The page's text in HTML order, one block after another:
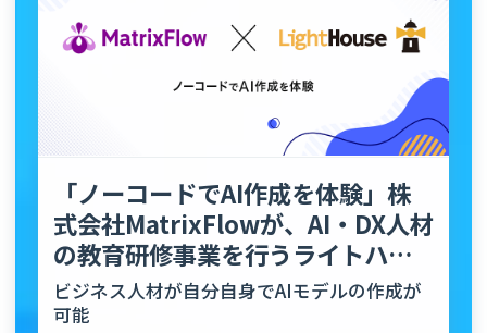
「ノーコードでAI作成を体験」株
式会社MatrixFlowが、AI・DX人材
の教育研修事業を行うライトハウ
スラボ株式会社…
ビジネス人材が自分自身でAIモデルの作成が
可能